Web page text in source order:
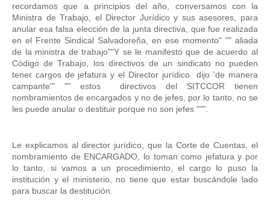
recordamos que a principios del año, conversamos con la
Ministra de Trabajo, el Director Jurídico y sus asesores, para
anular esa falsa elección de la junta directiva, que fue realizada
en el Frente Sindical Salvadoreña, en ese momento" "" aliada
de la ministra de trabajo""Y se le manifestó que de acuerdo al
Código de Trabajo, los directivos de un sindicato no pueden
tener cargos de jefatura y el Director jurídico  dijo 'de manera
campante'" "" estos  directivos del SITCCOR tienen
nombramientos de encargados y no de jefes, por lo tanto, no se
les puede anular o destituir porque no son jefes """.
Le explicamos al director jurídico, que la Corte de Cuentas, el
nombramiento de ENCARGADO, lo toman como jefatura y por
lo tanto, si vamos a un procedimiento, el cargo lo puso la
institución y el ministerio, no tiene que estar buscándole lado
para buscar la destitución.